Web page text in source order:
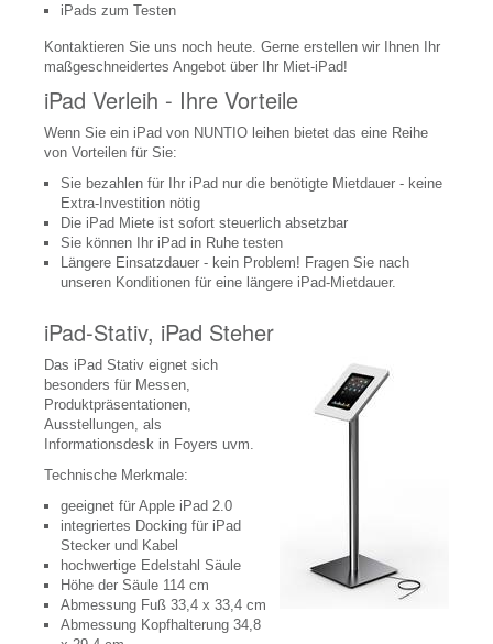
DLP Beamer
LED, LED-Laser Beamer
Laserbeamer
Medical Beamer, DICOM
3D Beamer
Digital Link, HD-BaseT
Beamer Zubehör
Beamer Kaufberatung
Displays, Bildschirme
LCD, LED Displays
Plasma Displays
Digital Link/HD-BaseT
Touchscreen
Outdoor Displays
iPads zum Testen
Kontaktieren Sie uns noch heute. Gerne erstellen wir Ihnen Ihr
maßgeschneidertes Angebot über Ihr Miet-iPad!
iPad Verleih - Ihre Vorteile
Wenn Sie ein iPad von NUNTIO leihen bietet das eine Reihe
von Vorteilen für Sie:
Sie bezahlen für Ihr iPad nur die benötigte Mietdauer - keine
Extra-Investition nötig
Die iPad Miete ist sofort steuerlich absetzbar
Sie können Ihr iPad in Ruhe testen
Längere Einsatzdauer - kein Problem! Fragen Sie nach
unseren Konditionen für eine längere iPad-Mietdauer.
iPad-Stativ, iPad Steher
Das iPad Stativ eignet sich
besonders für Messen,
Produktpräsentationen,
Ausstellungen, als
Informationsdesk in Foyers uvm.
Technische Merkmale:
geeignet für Apple iPad 2.0
integriertes Docking für iPad
Stecker und Kabel
hochwertige Edelstahl Säule
Höhe der Säule 114 cm
Abmessung Fuß 33,4 x 33,4 cm
Abmessung Kopfhalterung 34,8